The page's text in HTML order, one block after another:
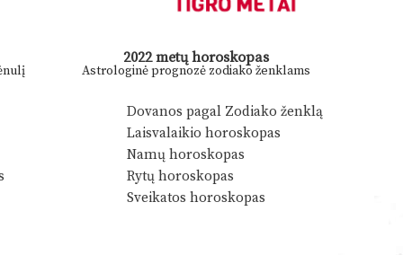
2022 metų horoskopas
Astrologinė prognozė zodiako ženklams
Dovanos pagal Zodiako ženklą
Laisvalaikio horoskopas
Namų horoskopas
Rytų horoskopas
Sveikatos horoskopas